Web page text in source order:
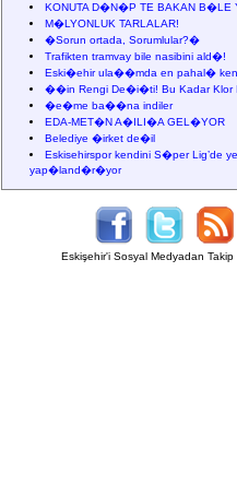
KONUTA D�N�P TE BAKAN B�LE
M�LYONLUK TARLALAR!
�Sorun ortada, Sorumlular?�
Trafikten tramvay bile nasibini ald�!
Eski�ehir ula��mda en pahal�
��in Rengi De�i�ti! Bu Kadar Klor
�e�me ba��na indiler
EDA-MET�N A�ILI�A GEL�YOR
Belediye �irket de�il
Eskisehirspor kendini S�per Lig’de
yap�land�r�yor
Eskişehir'i Sosyal Medyadan Takip